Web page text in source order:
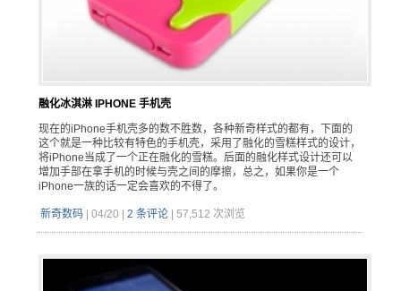
融化冰淇淋 IPHONE 手机壳
现在的iPhone手机壳多的数不胜数，各种新奇样式的都有，下面的
这个就是一种比较有特色的手机壳，采用了融化的雪糕样式的设计，
将iPhone当成了一个正在融化的雪糕。后面的融化样式设计还可以
增加手部在拿手机的时候与壳之间的摩擦，总之，如果你是一个
iPhone一族的话一定会喜欢的不得了。
新奇数码| 04/20 2 条评论| 57,512 次浏览